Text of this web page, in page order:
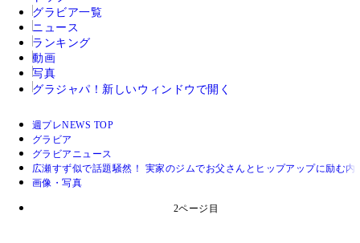
グラビア一覧
ニュース
ランキング
動画
写真
グラジャパ！ 新しいウィンドウで開く
週プレNEWS TOP
グラビア
グラビアニュース
広瀬すず似で話題騒然！ 実家のジムでお父さんとヒップアップに励む
画像・写真
2ページ目